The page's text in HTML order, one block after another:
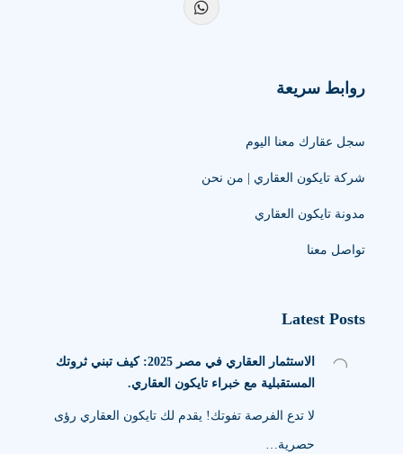
روابط سريعة
سجل عقارك معنا اليوم
شركة تايكون العقاري | من نحن
مدونة تايكون العقاري
تواصل معنا
Latest Posts
الاستثمار العقاري في مصر 2025: كيف تبني ثروتك
المستقبلية مع خبراء تايكون العقاري.
لا تدع الفرصة تفوتك! يقدم لك تايكون العقاري رؤى
حصرية…